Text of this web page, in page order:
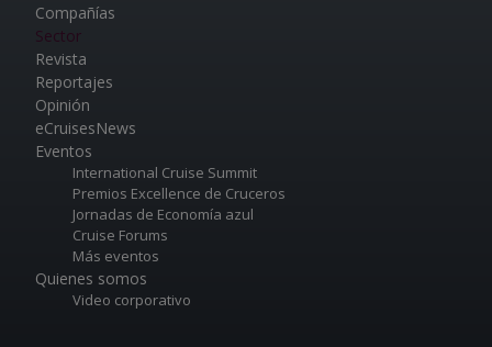
Compañías
Sector
Revista
Reportajes
Opinión
eCruisesNews
Eventos
International Cruise Summit
Premios Excellence de Cruceros
Jornadas de Economía azul
Cruise Forums
Más eventos
Quienes somos
Video corporativo